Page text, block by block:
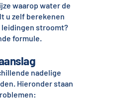
waarop water de
u zelf berekenen
leidingen stroomt?
formule.
nadelige
Hieronder staan